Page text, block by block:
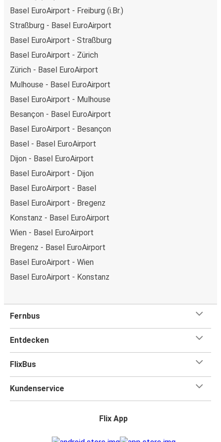
Basel EuroAirport - Freiburg (i.Br.)
Straßburg - Basel EuroAirport
Basel EuroAirport - Straßburg
Basel EuroAirport - Zürich
Zürich - Basel EuroAirport
Mulhouse - Basel EuroAirport
Basel EuroAirport - Mulhouse
Besançon - Basel EuroAirport
Basel EuroAirport - Besançon
Basel - Basel EuroAirport
Dijon - Basel EuroAirport
Basel EuroAirport - Dijon
Basel EuroAirport - Basel
Basel EuroAirport - Bregenz
Konstanz - Basel EuroAirport
Wien - Basel EuroAirport
Bregenz - Basel EuroAirport
Basel EuroAirport - Wien
Basel EuroAirport - Konstanz
Fernbus
Entdecken
FlixBus
Kundenservice
Flix App